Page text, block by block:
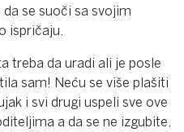
se suoči sa svojim
ispričaju.
treba da uradi ali je posle
sam! Neću se više plašiti
i svi drugi uspeli sve ove
a da se ne izgubite,